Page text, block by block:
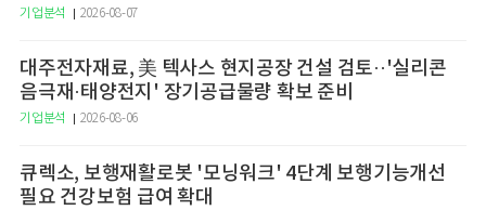
기업분석 2026-08-07
대주전자재료, 美 텍사스 현지공장 건설 검토··'실리콘
음극재·태양전지' 장기공급물량 확보 준비
기업분석 2026-08-06
큐렉소, 보행재활로봇 '모닝워크' 4단계 보행기능개선
필요 건강보험 급여 확대